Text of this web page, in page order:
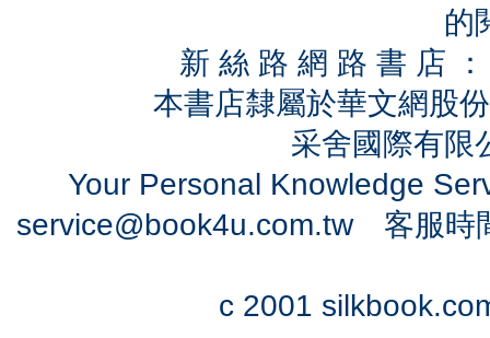
的
新 絲 路 網 路 書 店
本書店隸屬於華文網股
采舍國際有
Your Personal Knowledge
service@book4u.com.tw客服時
c 2001